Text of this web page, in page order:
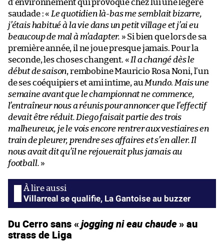
d’environnement qui provoque chez lui une légère
saudade : « Le quotidien là-bas me semblait bizarre,
j’étais habitué à la vie dans un petit village et j’ai eu
beaucoup de mal à m’adapter. » Si bien que lors de sa
première année, il ne joue presque jamais. Pour la
seconde, les choses changent. « Il a changé dès le
début de saison, rembobine Mauricio Rosa Noni, l’un
de ses coéquipiers et ami intime, au Mundo. Mais une
semaine avant que le championnat ne commence,
l’entraîneur nous a réunis pour annoncer que l’effectif
devait être réduit. Diego faisait partie des trois
malheureux, je le vois encore rentrer aux vestiaires en
train de pleurer, prendre ses affaires et s’en aller. Il
nous avait dit qu’il ne rejouerait plus jamais au
football. »
Villarreal se qualifie, La Gantoise au buzzer
Du Cerro sans «jogging ni eau chaude» au
strass de Liga